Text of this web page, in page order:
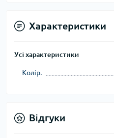
Характеристики
Усі характеристики
Колір.
Відгуки